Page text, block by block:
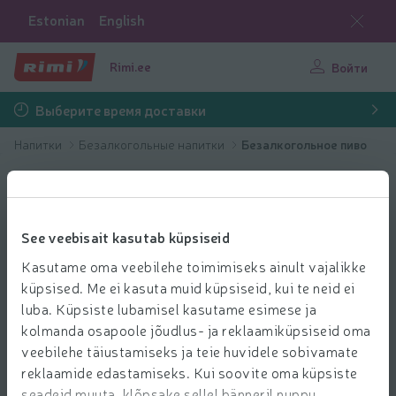
See veebisait kasutab küpsiseid
Kasutame oma veebilehe toimimiseks ainult vajalikke
küpsised. Me ei kasuta muid küpsiseid, kui te neid ei
luba. Küpsiste lubamisel kasutame esimese ja
kolmanda osapoole jõudlus- ja reklaamiküpsiseid oma
veebilehe täiustamiseks ja teie huvidele sobivamate
reklaamide edastamiseks. Kui soovite oma küpsiste
Estonian English
Rimi.ee Войти
Выберите время доставки
Напитки Безалкогольные напитки Безалкогольное пиво